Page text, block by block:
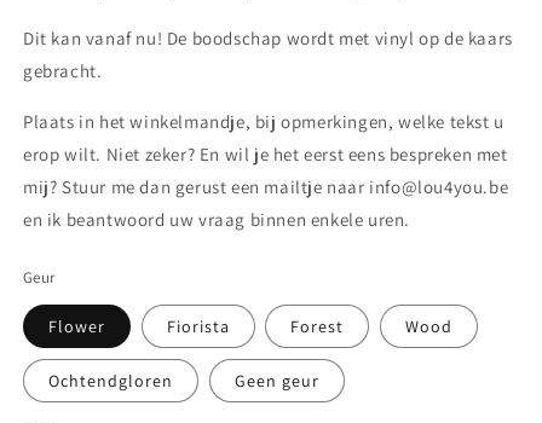
Dit kan vanaf nu! De boodschap wordt met vinyl op de kaars
gebracht.
Plaats in het winkelmandje, bij opmerkingen, welke tekst u
erop wilt. Niet zeker? En wil je het eerst eens bespreken met
mij? Stuur me dan gerust een mailtje naar info@lou4you.be
en ik beantwoord uw vraag binnen enkele uren.
Geur
Flower Fiorista Forest Wood
Ochtendgloren Geen geur